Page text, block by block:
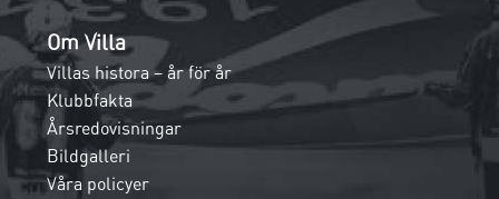
Om Villa
Villas histora – år för år
Klubbfakta
Årsredovisningar
Bildgalleri
Våra policyer